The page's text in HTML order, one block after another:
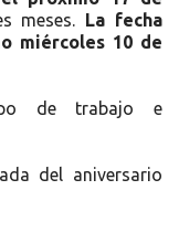
meses. La fecha
miércoles 10 de
de trabajo e
del aniversario